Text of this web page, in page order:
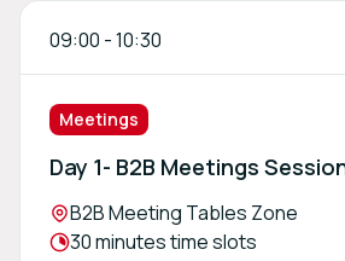
09:00 -10:30
Meetings
Day 1- B2B Meetings
Location:
B2B Meeting Tables Zone
Meeting duration:
30 minutes time slots